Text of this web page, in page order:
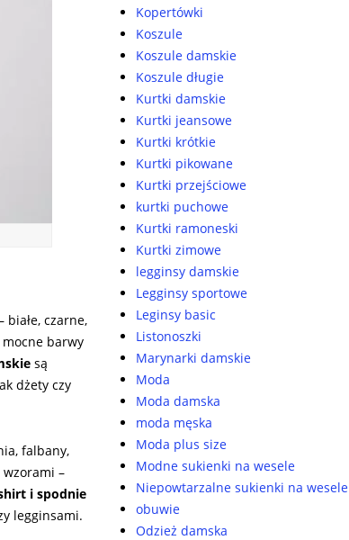
czarne,
barwy
są
dżety czy
falbany,
–
i spodnie
legginsami.
Kopertówki
Koszule
Koszule damskie
Koszule długie
Kurtki damskie
Kurtki jeansowe
Kurtki krótkie
Kurtki pikowane
Kurtki przejściowe
kurtki puchowe
Kurtki ramoneski
Kurtki zimowe
legginsy damskie
Legginsy sportowe
Leginsy basic
Listonoszki
Marynarki damskie
Moda
Moda damska
moda męska
Moda plus size
Modne sukienki na wesele
Niepowtarzalne sukienki na wesele
obuwie
Odzież damska